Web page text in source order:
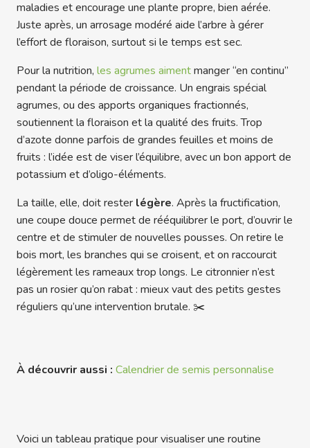
maladies et encourage une plante propre, bien aérée.
Juste après, un arrosage modéré aide l’arbre à gérer
l’effort de floraison, surtout si le temps est sec.
Pour la nutrition, les agrumes aimentmanger “en continu”
pendant la période de croissance. Un engrais spécial
agrumes, ou des apports organiques fractionnés,
soutiennent la floraison et la qualité des fruits. Trop
d’azote donne parfois de grandes feuilles et moins de
fruits : l’idée est de viser l’équilibre, avec un bon apport de
potassium et d’oligo-éléments.
La taille, elle, doit rester légère. Après la fructification,
une coupe douce permet de rééquilibrer le port, d’ouvrir le
centre et de stimuler de nouvelles pousses. On retire le
bois mort, les branches qui se croisent, et on raccourcit
légèrement les rameaux trop longs. Le citronnier n’est
pas un rosier qu’on rabat : mieux vaut des petits gestes
réguliers qu’une intervention brutale. ✂️
À découvrir aussi : Calendrier de semis personnalise
Voici un tableau pratique pour visualiser une routine